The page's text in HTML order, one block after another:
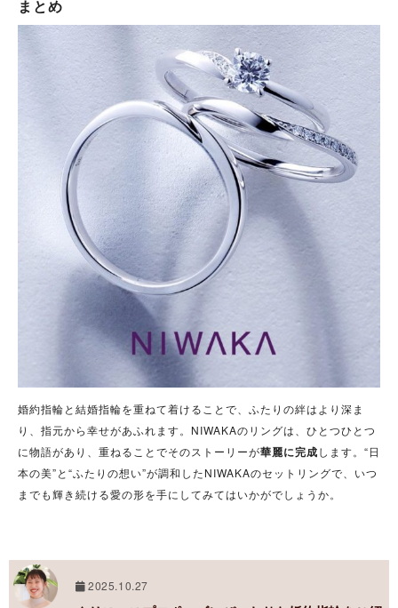
まとめ
婚約指輪と結婚指輪を重ねて着けることで、ふたりの絆はより深ま
り、指元から幸せがあふれます。NIWAKAのリングは、ひとつひとつ
に物語があり、重ねることでそのストーリーが華麗に完成します。“日
本の美”と“ふたりの想い”が調和したNIWAKAのセットリングで、いつ
までも輝き続ける愛の形を手にしてみてはいかがでしょうか。
2025.10.27